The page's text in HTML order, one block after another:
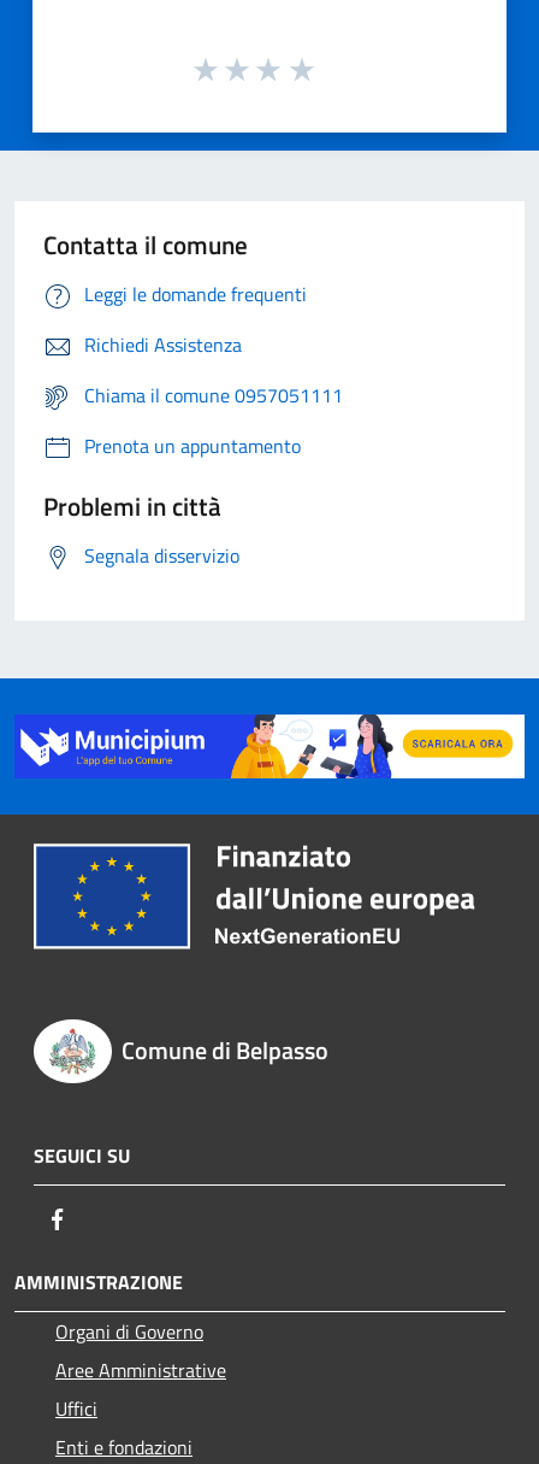
Contatta il comune
Leggi le domande frequenti
Richiedi Assistenza
Chiama il comune 0957051111
Prenota un appuntamento
Problemi in città
Segnala disservizio
Comune di Belpasso
SEGUICI SU
AMMINISTRAZIONE
Organi di Governo
Aree Amministrative
Uffici
Enti e fondazioni